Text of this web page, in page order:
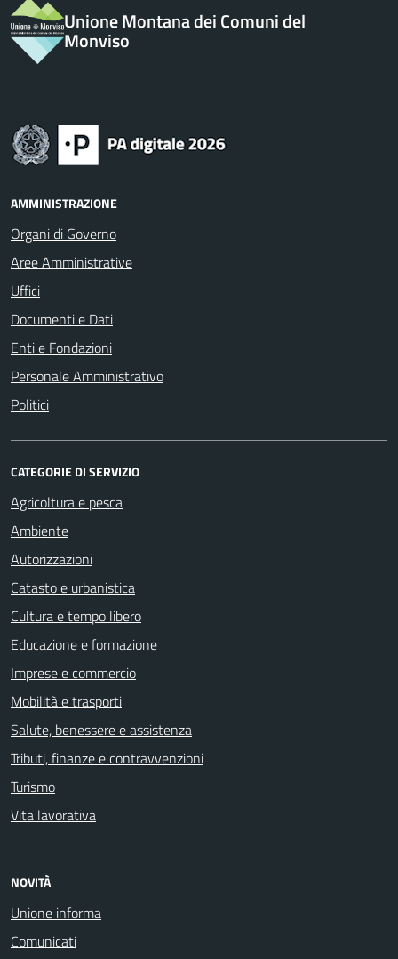
Unione Montana dei Comuni del
Monviso
AMMINISTRAZIONE
Organi di Governo
Aree Amministrative
Uffici
Documenti e Dati
Enti e Fondazioni
Personale Amministrativo
Politici
CATEGORIE DI SERVIZIO
Agricoltura e pesca
Ambiente
Autorizzazioni
Catasto e urbanistica
Cultura e tempo libero
Educazione e formazione
Imprese e commercio
Mobilità e trasporti
Salute, benessere e assistenza
Tributi, finanze e contravvenzioni
Turismo
Vita lavorativa
NOVITÀ
Unione informa
Comunicati